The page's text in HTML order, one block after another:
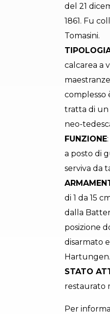
del 21
1861. Fu
Tomasini.
calcarea a
complesso
tratta di un
neo-
FUNZIONE
a posto di
serviva da
di 1 da 15
dalla
posizione
disarmato
Hartungen.
STATO
restaurato
Per